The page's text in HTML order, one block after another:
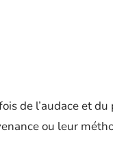
de l’audace et du
ou leur